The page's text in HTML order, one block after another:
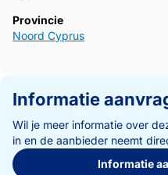
Provincie
Noord Cyprus
Informatie
Wil je meer informatie over
in en de aanbieder neemt
Informatie